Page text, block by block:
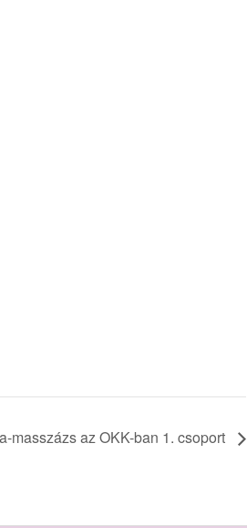
masszázs az OKK-ban 1. csoport